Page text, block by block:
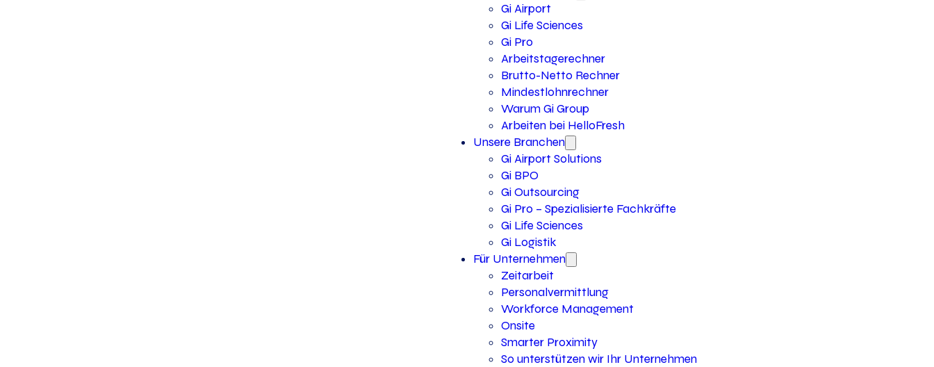
Gi Airport
Gi Life Sciences
Gi Pro
Arbeitstagerechner
Brutto-Netto Rechner
Mindestlohnrechner
Warum Gi Group
Arbeiten bei HelloFresh
Unsere Branchen
Gi Airport Solutions
Gi BPO
Gi Outsourcing
Gi Pro – Spezialisierte Fachkräfte
Gi Life Sciences
Gi Logistik
Für Unternehmen
Zeitarbeit
Personalvermittlung
Workforce Management
Onsite
Smarter Proximity
So unterstützen wir Ihr Unternehmen